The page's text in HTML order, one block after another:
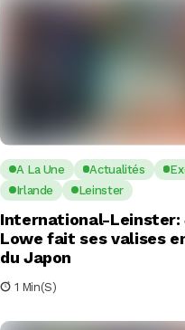
A La Une Actualités
Irlande
Leinster
International-Leinster:
Lowe fait ses valises
du Japon
1 Min(s)